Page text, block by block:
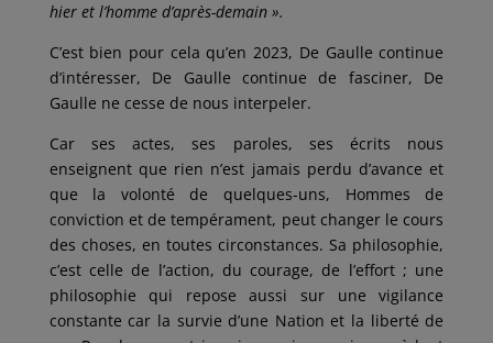
hier et l’homme d’après-demain ».
C’est bien pour cela qu’en 2023, De Gaulle continue
d’intéresser, De Gaulle continue de fasciner, De
Gaulle ne cesse de nous interpeler.
Car ses actes, ses paroles, ses écrits nous
enseignent que rien n’est jamais perdu d’avance et
que la volonté de quelques-uns, Hommes de
conviction et de tempérament, peut changer le cours
des choses, en toutes circonstances. Sa philosophie,
c’est celle de l’action, du courage, de l’effort ; une
philosophie qui repose aussi sur une vigilance
constante car la survie d’une Nation et la liberté de